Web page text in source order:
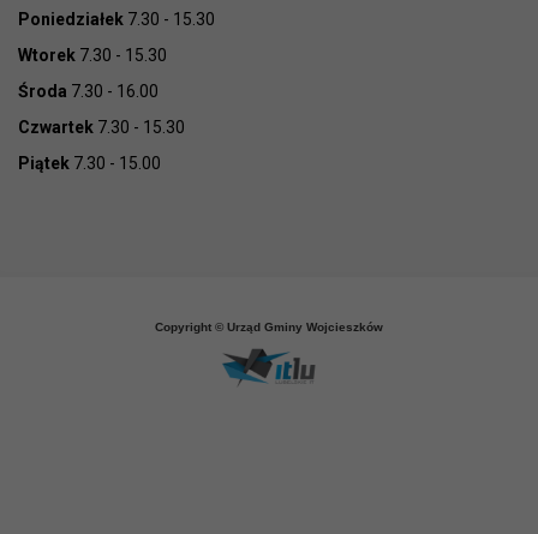
Poniedziałek 7.30 - 15.30
Wtorek 7.30 - 15.30
Środa 7.30 - 16.00
Czwartek 7.30 - 15.30
Piątek 7.30 - 15.00
Copyright © Urząd Gminy Wojcieszków